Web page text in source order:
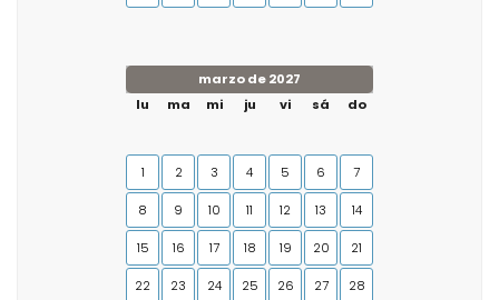
marzo de 2027
lu
ma mi ju vi sá do
1 2 3 4 5 6 7
8 9 10 11 12 13 14
15 16 17 18 19 20 21
22 23 24 25 26 27 28